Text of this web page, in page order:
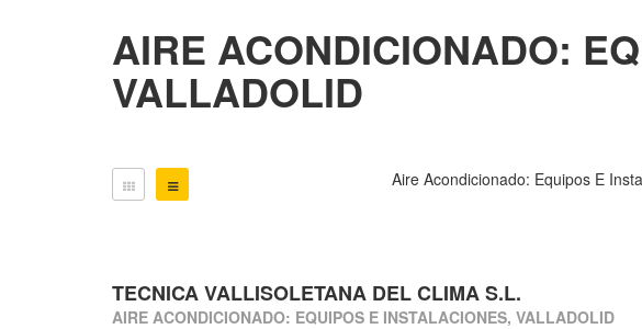
AIRE ACONDICIONADO:
VALLADOLID
Aire Acondicionado: Equipos E
TECNICA VALLISOLETANA DEL CLIMA S.L.
AIRE ACONDICIONADO: EQUIPOS E INSTALACIONES, VALLADOLID